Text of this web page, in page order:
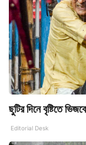
ছুটির দিনে বৃষ্টিতে
Editorial Desk